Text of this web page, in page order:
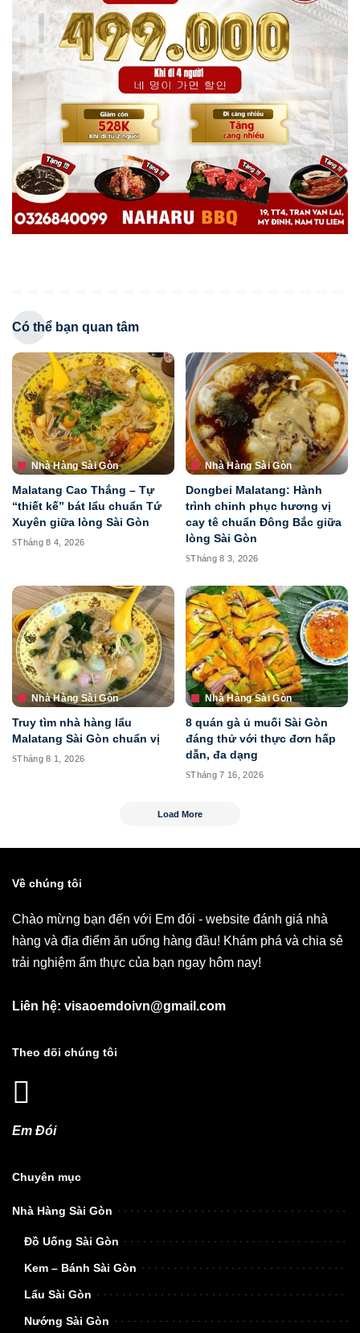
Có thể bạn quan tâm
Nhà Hàng Sài Gòn
Malatang Cao Thắng – Tự
“thiết kế” bát lẩu chuẩn Tứ
Xuyên giữa lòng Sài Gòn
Tháng 8 4, 2026
Nhà Hàng Sài Gòn
Dongbei Malatang: Hành
trình chinh phục hương vị
cay tê chuẩn Đông Bắc giữa
lòng Sài Gòn
Tháng 8 3, 2026
Nhà Hàng Sài Gòn
Truy tìm nhà hàng lẩu
Malatang Sài Gòn chuẩn vị
Tháng 8 1, 2026
Nhà Hàng Sài Gòn
8 quán gà ủ muối Sài Gòn
đáng thử với thực đơn hấp
dẫn, đa dạng
Tháng 7 16, 2026
Load More
Về chúng tôi
Chào mừng bạn đến với Em đói - website đánh giá nhà
hàng và địa điểm ăn uống hàng đầu! Khám phá và chia sẻ
trải nghiệm ẩm thực của bạn ngay hôm nay!
Liên hệ: visaoemdoivn@gmail.com
Theo dõi chúng tôi
Em Đói
Chuyên mục
Nhà Hàng Sài Gòn
Đồ Uống Sài Gòn
Kem – Bánh Sài Gòn
Lẩu Sài Gòn
Nướng Sài Gòn